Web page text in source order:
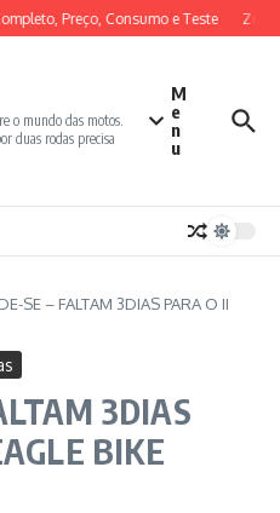
Preço, Consumo e Teste
o mundo das motos.
duas rodas precisa
M
e
n
u
SE – FALTAM 3DIAS PARA O II
3DIAS
BIKE